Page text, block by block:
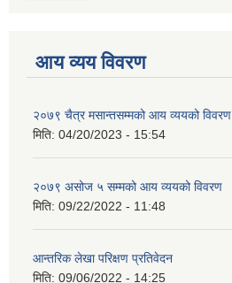
आय व्यय विवरण
२०७९ चैत्र मसान्तसम्मको आय व्ययको विवरण
मिति: 04/20/2023 - 15:54
२०७९ असोज ५ सम्मको आय व्ययको विवरण
मिति: 09/22/2022 - 11:48
आन्तरिक लेखा परिक्षण प्रतिवेदन
मिति: 09/06/2022 - 14:25